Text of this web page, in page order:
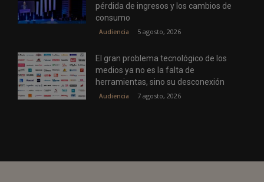
pérdida de ingresos y los cambios de
consumo
Audiencia 5 agosto, 2026
El gran problema tecnológico de los
medios ya no es la falta de
herramientas, sino su desconexión
Audiencia 7 agosto, 2026